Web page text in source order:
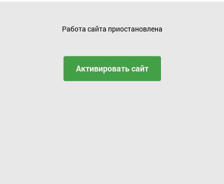
Работа сайта приостановлена
Активировать сайт